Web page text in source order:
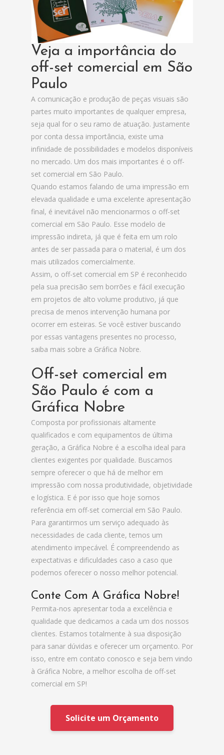
Veja a importância do
off-set comercial em São
Paulo
A comunicação e produção de peças visuais são
partes muito importantes de qualquer empresa,
seja qual for o seu ramo de atuação. Justamente
por conta dessa importância, existe uma
infinidade de possibilidades e modelos disponíveis
no mercado. Um dos mais importantes é o off-
set comercial em São Paulo.
Quando estamos falando de uma impressão em
elevada qualidade e uma excelente apresentação
final, é inevitável não mencionarmos o off-set
comercial em São Paulo. Esse modelo de
impressão indireta, já que é feita em um rolo
antes de ser passada para o material, é um dos
mais utilizados comercialmente.
Assim, o off-set comercial em SP é reconhecido
pela sua precisão sem borrões e fácil execução
em projetos de alto volume produtivo, já que
precisa de menos intervenção humana por
ocorrer em esteiras. Se você estiver buscando
por essas vantagens presentes no processo,
saiba mais sobre a Gráfica Nobre.
Off-set comercial em
São Paulo é com a
Gráfica Nobre
Composta por profissionais altamente
qualificados e com equipamentos de última
geração, a Gráfica Nobre é a escolha ideal para
clientes exigentes por qualidade. Buscamos
sempre oferecer o que há de melhor em
impressão com nossa produtividade, objetividade
e logística. E é por isso que hoje somos
referência em off-set comercial em São Paulo.
Para garantirmos um serviço adequado às
necessidades de cada cliente, temos um
atendimento impecável. É compreendendo as
expectativas e dificuldades caso a caso que
podemos oferecer o nosso melhor potencial.
Conte Com A Gráfica Nobre!
Permita-nos apresentar toda a excelência e
qualidade que dedicamos a cada um dos nossos
clientes. Estamos totalmente à sua disposição
para sanar dúvidas e oferecer um orçamento. Por
isso, entre em contato conosco e seja bem vindo
à Gráfica Nobre, a melhor escolha de off-set
comercial em SP!
Solicite um Orçamento